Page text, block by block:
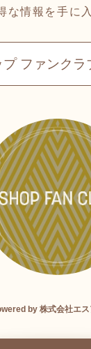
な情報を手に
プ ファンクラ
by 株式会社エ